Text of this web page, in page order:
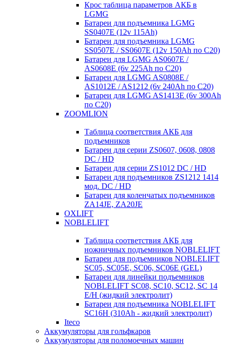
Крос таблица параметров АКБ в
LGMG
Батареи для подъемника LGMG
SS0407E (12v 115Ah)
Батареи для подъемника LGMG
SS0507E / SS0607E (12v 150Ah по С20)
Батареи для LGMG AS0607E /
AS0608E (6v 225Ah по С20)
Батареи для LGMG AS0808E /
AS1012E / AS1212 (6v 240Ah по С20)
Батареи для LGMG AS1413E (6v 300Ah
по С20)
ZOOMLION
Таблица соответствия АКБ для
подъемников
Батареи для серии ZS0607, 0608, 0808
DC / HD
Батареи для серии ZS1012 DC / HD
Батареи для подъемников ZS1212 1414
мод. DC / HD
Батареи для коленчатых подъемников
ZA14JE, ZA20JE
OXLIFT
NOBLELIFT
Таблица соответствия АКБ для
ножничных подъемников NOBLELIFT
Батареи для подъемников NOBLELIFT
SC05, SC05E, SC06, SC06E (GEL)
Батареи для линейки подъемников
NOBLELIFT SC08, SC10, SC12, SC 14
E/H (жидкий электролит)
Батареи для подъемника NOBLELIFT
SC16H (310Ah - жидкий электролит)
Iteco
Аккумуляторы для гольфкаров
Аккумуляторы для поломоечных машин